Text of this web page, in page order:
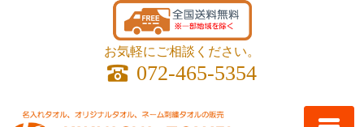
お気軽にご相談ください。
072-465-5354